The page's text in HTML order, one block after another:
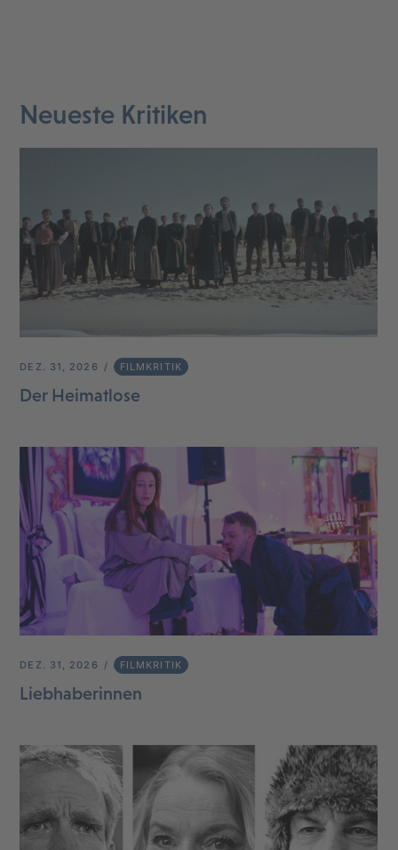
Neueste Kritiken
DEZ. 31, 2026 FILMKRITIK
Der Heimatlose
DEZ. 31, 2026 FILMKRITIK
Liebhaberinnen